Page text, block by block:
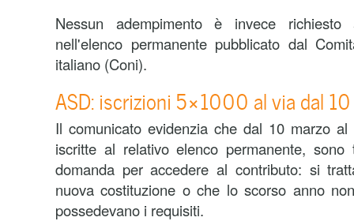
Nessun adempimento è invece
nell'elenco permanente pubblicato dal
italiano (Coni).
ASD: iscrizioni 5×1000 al via dal
Il comunicato evidenzia che dal 10 marzo
iscritte al relativo elenco permanente,
domanda per accedere al contributo: si
nuova costituzione o che lo scorso anno
possedevano i requisiti.